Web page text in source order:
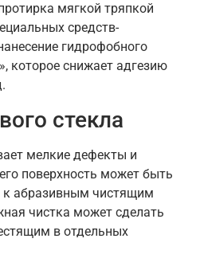
мягкой тряпкой
средств-
гидрофобного
которое снижает адгезию
стекла
мелкие дефекты и
поверхность может быть
к абразивным чистящим
чистка может сделать
в отдельных